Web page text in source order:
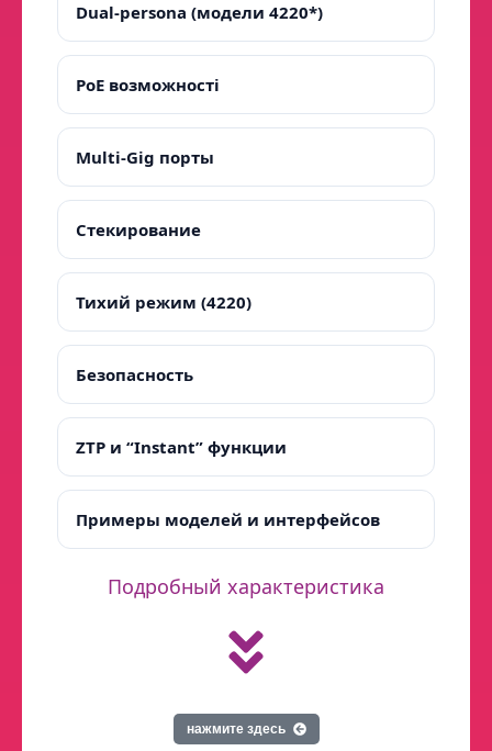
Dual-persona (модели 4220*)
PoE возможностi
Multi-Gig порты
Стекирование
Тихий режим (4220)
Безопасность
ZTP и “Instant” функции
Примеры моделей и интерфейсов
Подробный характеристика
нажмите здесь